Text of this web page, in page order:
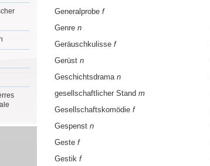
Generalprobe f
Genre n
Geräuschkulisse f
Gerüst n
Geschichtsdrama n
gesellschaftlicher Stand m
Gesellschaftskomödie f
Gespenst n
Geste f
Gestik f